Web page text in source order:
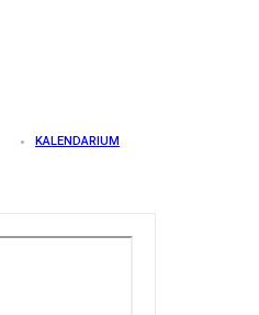
KALENDARIUM